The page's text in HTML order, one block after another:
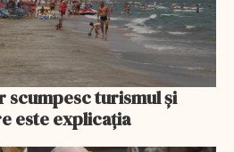
turismul și
este explicația